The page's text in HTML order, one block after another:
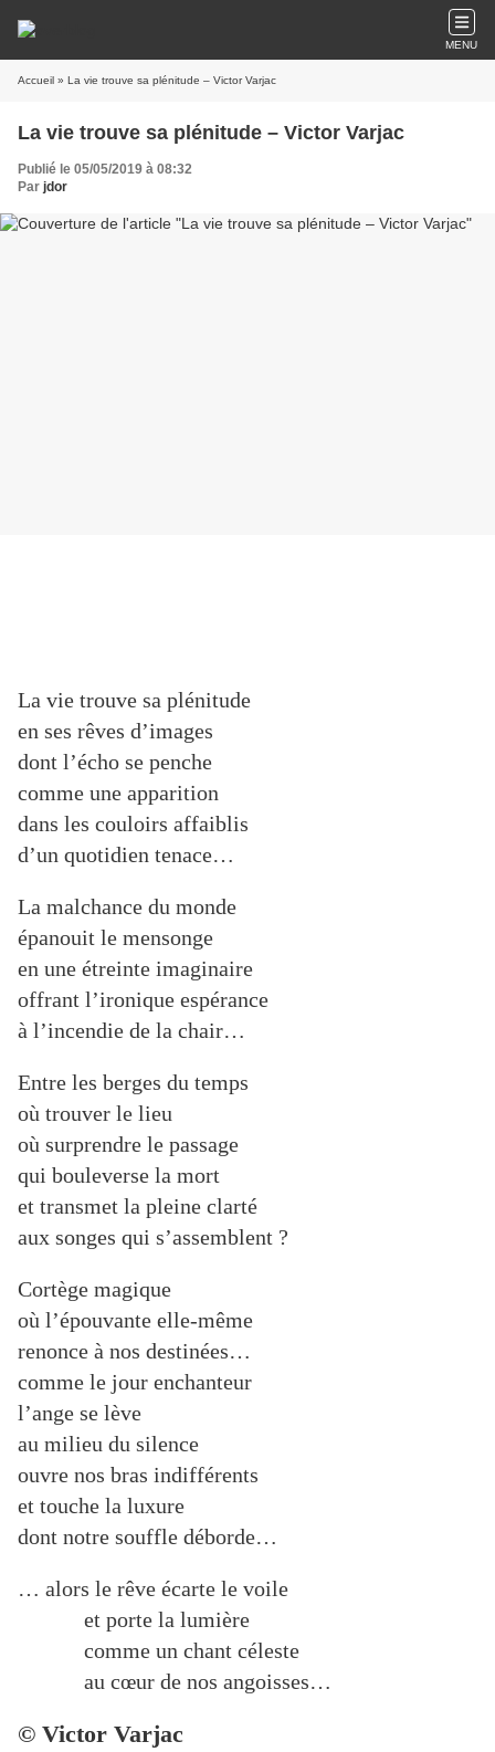
MENU
Accueil » La vie trouve sa plénitude – Victor Varjac
La vie trouve sa plénitude – Victor Varjac
Publié le 05/05/2019 à 08:32
Par jdor
La vie trouve sa plénitude
en ses rêves d’images
dont l’écho se penche
comme une apparition
dans les couloirs affaiblis
d’un quotidien tenace…
La malchance du monde
épanouit le mensonge
en une étreinte imaginaire
offrant l’ironique espérance
à l’incendie de la chair…
Entre les berges du temps
où trouver le lieu
où surprendre le passage
qui bouleverse la mort
et transmet la pleine clarté
aux songes qui s’assemblent ?
Cortège magique
où l’épouvante elle-même
renonce à nos destinées…
comme le jour enchanteur
l’ange se lève
au milieu du silence
ouvre nos bras indifférents
et touche la luxure
dont notre souffle déborde…
… alors le rêve écarte le voile
et porte la lumière
comme un chant céleste
au cœur de nos angoisses…
© Victor Varjac